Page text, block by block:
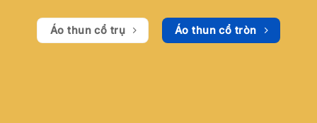
Áo thun cổ trụ Áo thun cổ tròn